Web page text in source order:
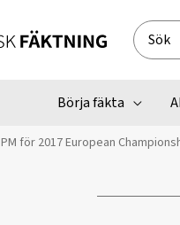
Search
for:
Börja fäkta
PM för 2017 European